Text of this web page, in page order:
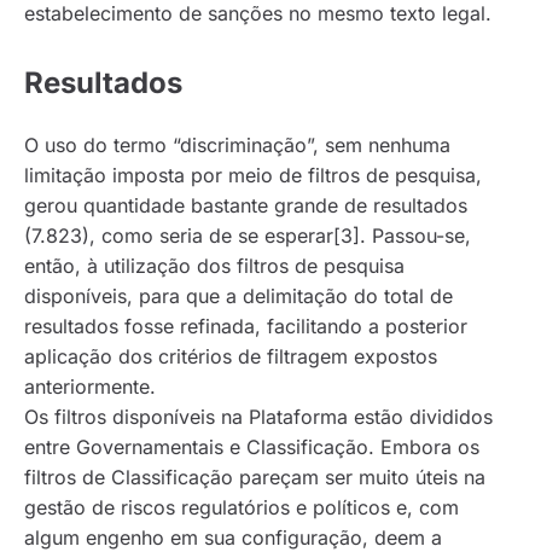
estabelecimento de sanções no mesmo texto legal.
Resultados
O uso do termo “discriminação”, sem nenhuma
limitação imposta por meio de filtros de pesquisa,
gerou quantidade bastante grande de resultados
(7.823), como seria de se esperar[3]. Passou-se,
então, à utilização dos filtros de pesquisa
disponíveis, para que a delimitação do total de
resultados fosse refinada, facilitando a posterior
aplicação dos critérios de filtragem expostos
anteriormente.
Os filtros disponíveis na Plataforma estão divididos
entre Governamentais e Classificação. Embora os
filtros de Classificação pareçam ser muito úteis na
gestão de riscos regulatórios e políticos e, com
algum engenho em sua configuração, deem a